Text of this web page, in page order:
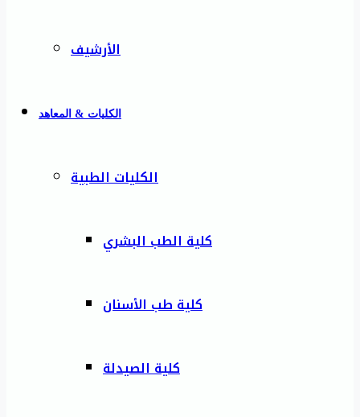
الأرشيف
الكليات & المعاهد
الكليات الطبية
كلية الطب البشري
كلية طب الأسنان
كلية الصيدلة